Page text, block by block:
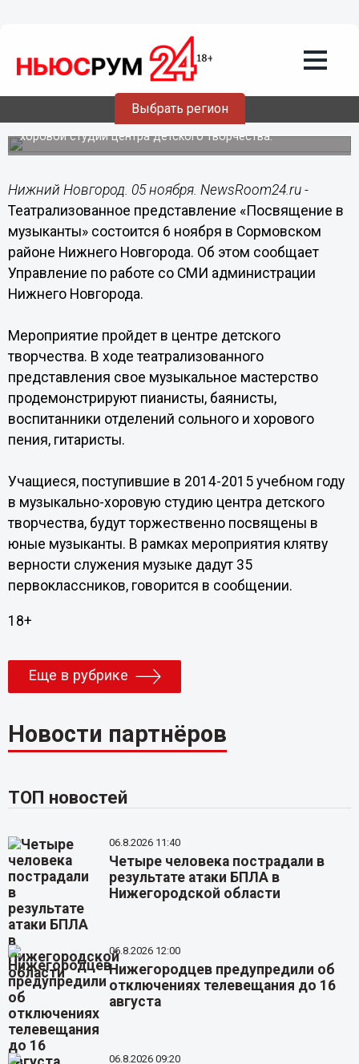
Выбрать регион
Театрализованное представление
«Посвящение в музыканты» состоится
6 ноября в Сормовском районе
Нижнего Новгорода
В мероприятии примут участие учащиеся музыкально-
хоровой студии центра детского творчества.
Нижний Новгород. 05 ноября. NewsRoom24.ru -
Театрализованное представление «Посвящение в
музыканты» состоится 6 ноября в Сормовском
районе Нижнего Новгорода. Об этом сообщает
Управление по работе со СМИ администрации
Нижнего Новгорода.
Мероприятие пройдет в центре детского
творчества. В ходе театрализованного
представления свое музыкальное мастерство
продемонстрируют пианисты, баянисты,
воспитанники отделений сольного и хорового
пения, гитаристы.
Учащиеся, поступившие в 2014-2015 учебном году
в музыкально-хоровую студию центра детского
творчества, будут торжественно посвящены в
юные музыканты. В рамках мероприятия клятву
верности служения музыке дадут 35
первоклассников, говорится в сообщении.
18+
Еще в рубрике
Новости партнёров
ТОП новостей
06.8.2026 11:40
Четыре человека пострадали в
результате атаки БПЛА в
Нижегородской области
06.8.2026 12:00
Нижегородцев предупредили об
отключениях телевещания до 16
августа
06.8.2026 09:20